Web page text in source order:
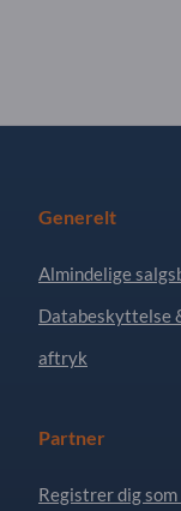
Generelt
Almindelige
Databeskyttelse
aftryk
Partner
Registrer dig